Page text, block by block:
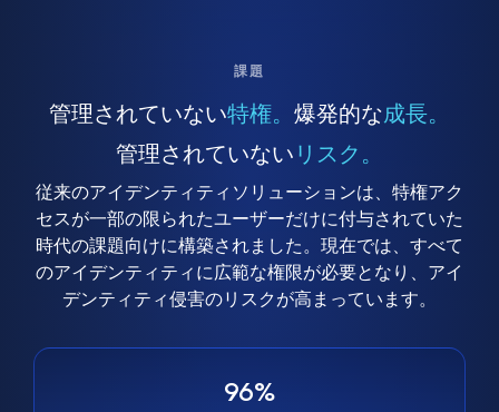
課題
管理されていない特権。 爆発的な成長。
管理されていない リスク。
従来のアイデンティティソリューションは、特権アク
セスが一部の限られたユーザーだけに付与されていた
時代の課題向けに構築されました。現在では、すべて
のアイデンティティに広範な権限が必要となり、アイ
デンティティ侵害のリスクが高まっています。
96%